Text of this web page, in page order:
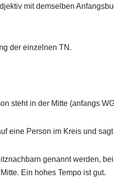
mit demselben
der einzelnen TN.
steht in der Mitte (anfangs
eine Person im Kreis und
genannt werden,
Ein hohes Tempo ist gut.